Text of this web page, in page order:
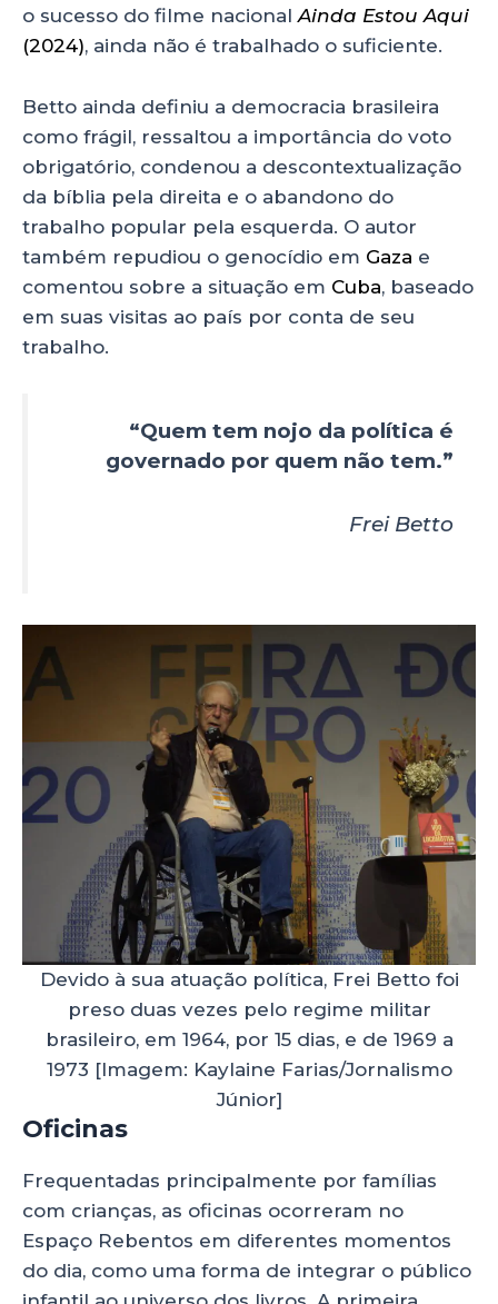
o sucesso do filme nacionalAinda Estou Aqui
(2024), ainda não é trabalhado o suficiente.
Betto ainda definiu a democracia brasileira
como frágil, ressaltou a importância do voto
obrigatório, condenou a descontextualização
da bíblia pela direita e o abandono do
trabalho popular pela esquerda. O autor
também repudiou o genocídio em Gaza e
comentou sobre a situação em Cuba, baseado
em suas visitas ao país por conta de seu
trabalho.
“Quem tem nojo da política é
governado por quem não tem.”
Frei Betto
Devido à sua atuação política, Frei Betto foi
preso duas vezes pelo regime militar
brasileiro, em 1964, por 15 dias, e de 1969 a
1973 [Imagem: Kaylaine Farias/Jornalismo
Júnior]
Oficinas
Frequentadas principalmente por famílias
com crianças, as oficinas ocorreram no
Espaço Rebentos em diferentes momentos
do dia, como uma forma de integrar o público